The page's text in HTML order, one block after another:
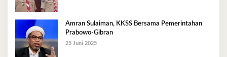
Amran Sulaiman, KKSS Bersama Pemerintahan
Prabowo-Gibran
25 Juni 2025